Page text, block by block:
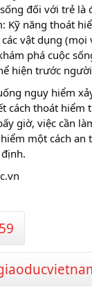
đối với trẻ là
Kỹ năng thoát
vật dụng (mọi
phá cuộc
hiện trước
nguy hiểm
cách thoát hiểm
giờ, việc cần
một cách an